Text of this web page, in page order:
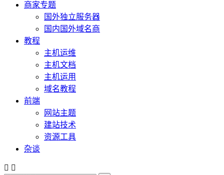
商家专题
国外独立服务器
国内国外域名商
教程
主机运维
主机文档
主机运用
域名教程
前端
网站主题
建站技术
资源工具
杂谈
 